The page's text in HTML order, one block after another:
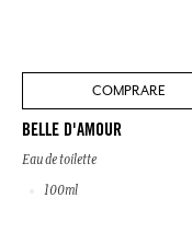
COMPRARE
BELLE D'AMOUR
Eau de toilette
100ml